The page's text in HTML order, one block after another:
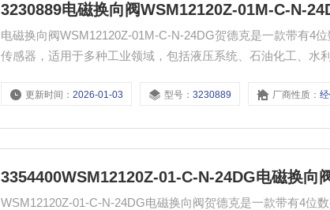
3230889电磁换向阀WSM12120Z-01M-C-N-
电磁换向阀WSM12120Z-01M-C-N-24DG贺德克是一款带有4
传感器，适用于多种工业领域，包括液压系统、石油化工、水
更新时间：2026-01-03 型号：3230889 厂商性质：
3354400WSM12120Z-01-C-N-24DG电磁换向
WSM12120Z-01-C-N-24DG电磁换向阀贺德克是一款带有4位